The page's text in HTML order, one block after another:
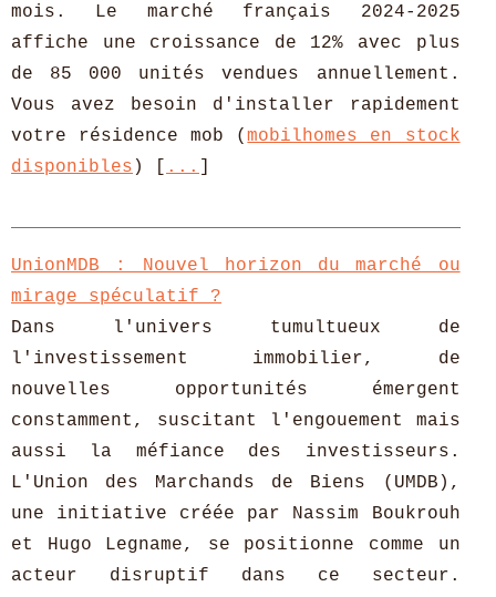
mois. Le marché français 2024-2025
affiche une croissance de 12% avec plus
de 85 000 unités vendues annuellement.
Vous avez besoin d'installer rapidement
votre résidence mob (mobilhomes en stock
disponibles ) [ ...
UnionMDB : Nouvel horizon du marché ou
mirage spéculatif ?
Dans l'univers tumultueux de
l'investissement immobilier, de
nouvelles opportunités émergent
constamment, suscitant l'engouement mais
aussi la méfiance des investisseurs.
L'Union des Marchands de Biens (UMDB),
une initiative créée par Nassim Boukrouh
et Hugo Legname, se positionne comme un
acteur disruptif dans ce secteur.